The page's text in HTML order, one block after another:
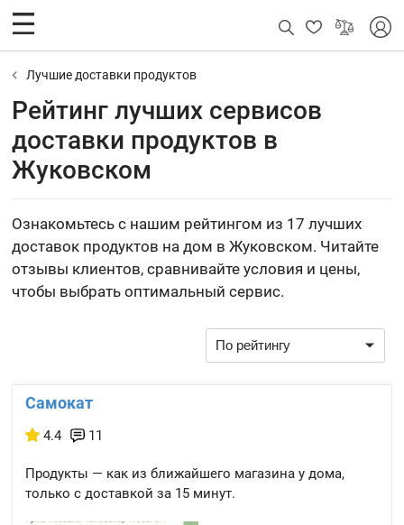
Лучшие доставки продуктов
Рейтинг лучших сервисов
доставки продуктов в
Жуковском
Ознакомьтесь с нашим рейтингом из 17 лучших
доставок продуктов на дом в Жуковском. Читайте
отзывы клиентов, сравнивайте условия и цены,
чтобы выбрать оптимальный сервис.
Самокат
4.4 11
Продукты — как из ближайшего магазина у дома,
только с доставкой за 15 минут.